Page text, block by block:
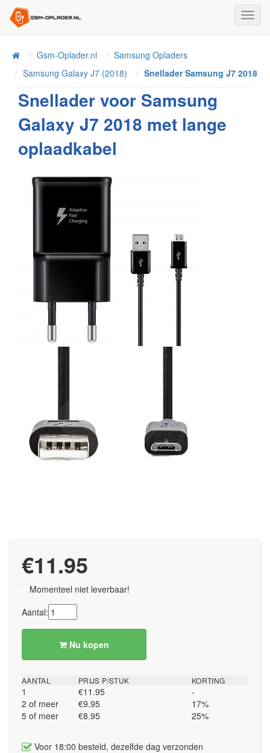
HomeGsm-Oplader.nl
Samsung Opladers
Samsung Galaxy J7 (2018)
Snellader Samsung J7 2018
Snellader voor Samsung
Galaxy J7 2018 met lange
oplaadkabel
€11.95
Momenteel niet leverbaar!
Aantal:
Nu kopen
AANTAL
1
2 of meer
5 of meer
PRIJS P/STUK
€11.95
€9.95
€8.95
KORTING
-
17%
25%
Voor 18:00 besteld, dezelfde dag verzonden